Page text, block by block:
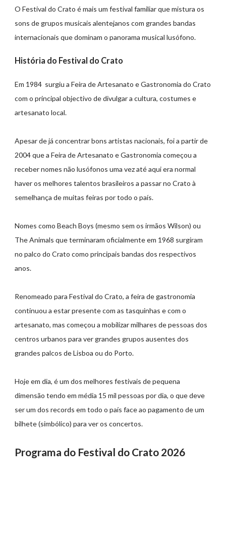
O Festival do Crato é mais um festival familiar que mistura os
sons de grupos musicais alentejanos com grandes bandas
internacionais que dominam o panorama musical lusófono.
História do Festival do Crato
Em 1984 surgiu a Feira de Artesanato e Gastronomia do Crato
com o principal objectivo de divulgar a cultura, costumes e
artesanato local.
Apesar de já concentrar bons artistas nacionais, foi a partir de
2004 que a Feira de Artesanato e Gastronomia começou a
receber nomes não lusófonos uma vez até aqui era normal
haver os melhores talentos brasileiros a passar no Crato à
semelhança de muitas feiras por todo o país.
Nomes como Beach Boys (mesmo sem os irmãos Wilson) ou
The Animals que terminaram oficialmente em 1968 surgiram
no palco do Crato como principais bandas dos respectivos
anos.
Renomeado para Festival do Crato, a feira de gastronomia
continuou a estar presente com as tasquinhas e com o
artesanato, mas começou a mobilizar milhares de pessoas dos
centros urbanos para ver grandes grupos ausentes dos
grandes palcos de Lisboa ou do Porto.
Hoje em dia, é um dos melhores festivais de pequena
dimensão tendo em média 15 mil pessoas por dia, o que deve
ser um dos records em todo o país face ao pagamento de um
bilhete (simbólico) para ver os concertos.
Programa do Festival do Crato 2026